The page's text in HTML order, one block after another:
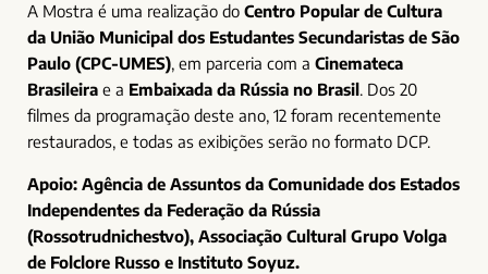
A Mostra é uma realização do Centro Popular de Cultura
da União Municipal dos Estudantes Secundaristas de São
Paulo (CPC-UMES), em parceria com a Cinemateca
Brasileira e a Embaixada da Rússia no Brasil . Dos 20
filmes da programação deste ano, 12 foram recentemente
restaurados, e todas as exibições serão no formato DCP.
Apoio: Agência de Assuntos da Comunidade dos Estados
Independentes da Federação da Rússia
(Rossotrudnichestvo), Associação Cultural Grupo Volga
de Folclore Russo e Instituto Soyuz.